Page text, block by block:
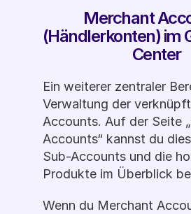
Merchant
(Händlerkonten) im
Center
Ein weiterer zentraler
Verwaltung der
Accounts. Auf der Seite
Accounts“ kannst du
Sub-Accounts und die
Produkte im Überblick
Wenn du Merchant